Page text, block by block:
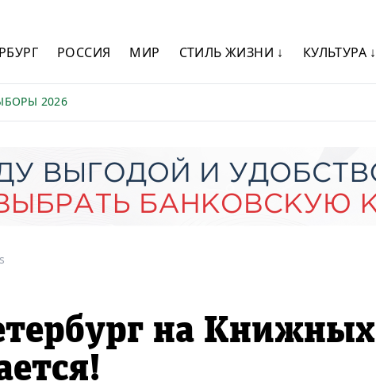
РОССИЯ МИР СТИЛЬ ЖИЗНИ ↓ КУЛЬТУРА ↓
2026
на Книжных